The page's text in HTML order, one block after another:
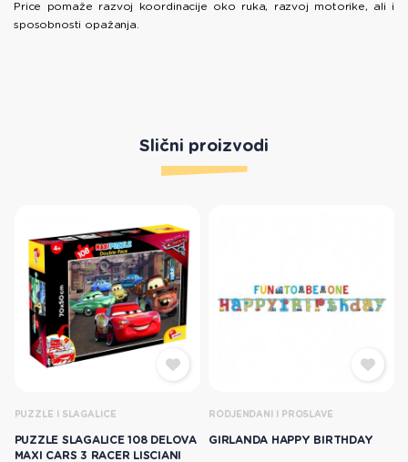
Price pomaže razvoj koordinacije oko ruka, razvoj motorike, ali i
sposobnosti opažanja.
Slični proizvodi
PUZZLE I SLAGALICE
PUZZLE SLAGALICE 108 DELOVA
MAXI CARS 3 RACER LISCIANI
RODJENDANI I PROSLAVE
GIRLANDA HAPPY BIRTHDAY